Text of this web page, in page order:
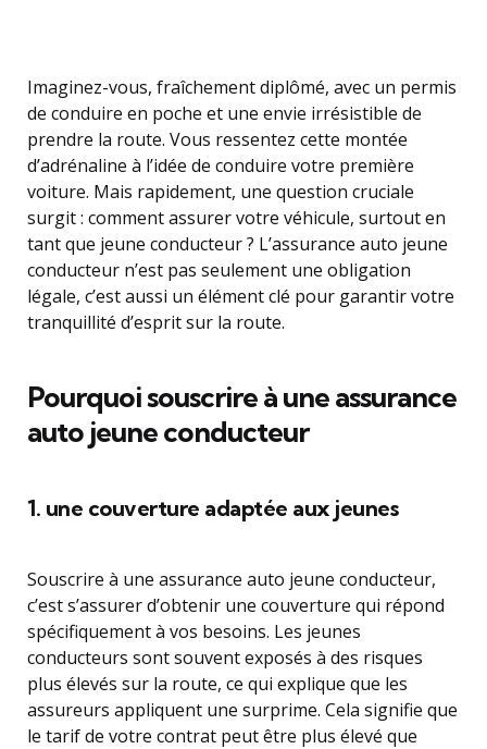
Imaginez-vous, fraîchement diplômé, avec un permis
de conduire en poche et une envie irrésistible de
prendre la route. Vous ressentez cette montée
d’adrénaline à l’idée de conduire votre première
voiture. Mais rapidement, une question cruciale
surgit : comment assurer votre véhicule, surtout en
tant que jeune conducteur ? L’assurance auto jeune
conducteur n’est pas seulement une obligation
légale, c’est aussi un élément clé pour garantir votre
tranquillité d’esprit sur la route.
Pourquoi souscrire à une assurance
auto jeune conducteur
1. une couverture adaptée aux jeunes
Souscrire à une assurance auto jeune conducteur,
c’est s’assurer d’obtenir une couverture qui répond
spécifiquement à vos besoins. Les jeunes
conducteurs sont souvent exposés à des risques
plus élevés sur la route, ce qui explique que les
assureurs appliquent une surprime. Cela signifie que
le tarif de votre contrat peut être plus élevé que